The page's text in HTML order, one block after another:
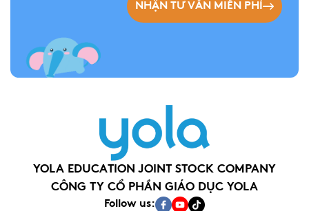
NHẬN TƯ VẤN MIỄN PHÍ
YOLA EDUCATION JOINT STOCK COMPANY
CÔNG TY CỔ PHẦN GIÁO DỤC YOLA
Follow us: